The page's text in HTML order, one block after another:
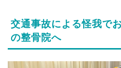
交通事故による怪我で
の整骨院へ